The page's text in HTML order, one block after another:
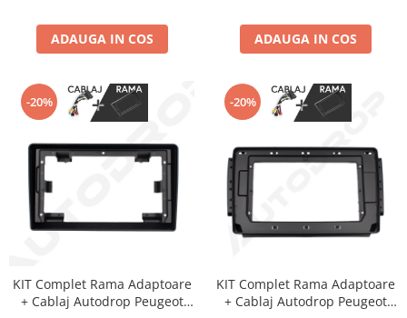
ADAUGA IN COS ADAUGA IN COS
-20%
KIT Complet Rama Adaptoare
+ Cablaj Autodrop Peugeot
-20%
KIT Complet Rama Adaptoare
+ Cablaj Autodrop Peugeot